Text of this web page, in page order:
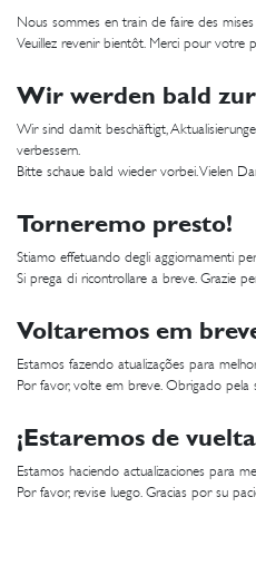
Nous sommes en train de faire des
Veuillez revenir bientôt. Merci pour votre
Wir werden bald
Wir sind damit beschäftigt,
verbessern.
Bitte schaue bald wieder vorbei. Vielen
Torneremo presto!
Stiamo effetuando degli aggiornamenti
Si prega di ricontrollare a breve. Grazie
Voltaremos em
Estamos fazendo atualizações para
Por favor, volte em breve. Obrigado pela
¡Estaremos de
Estamos haciendo actualizaciones para
Por favor, revise luego. Gracias por su